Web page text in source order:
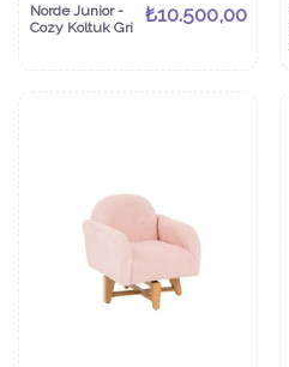
Norde Junior -
Cozy Koltuk Gri
₺10.500,00